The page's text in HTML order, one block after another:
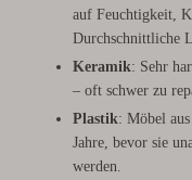
auf Feuchtigkeit,
Durchschnittliche
Keramik: Sehr
– oft schwer zu
Plastik: Möbel
Jahre, bevor sie
werden.